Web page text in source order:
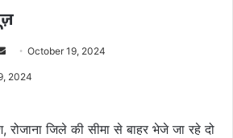
SendOctober 19, 2024
2024
जिले की सीमा से बाहर भेजे जा रहे दो